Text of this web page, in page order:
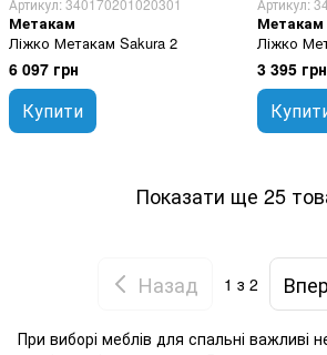
Артикул: 340170201020301
Метакам
Ліжко Метакам Sakura 2
6 097 грн
Купити
Артикул:
Метакам
Ліжко
3 395 грн
Показати ще 25
Назад 1 з 2
При виборі меблів для спальні важливі